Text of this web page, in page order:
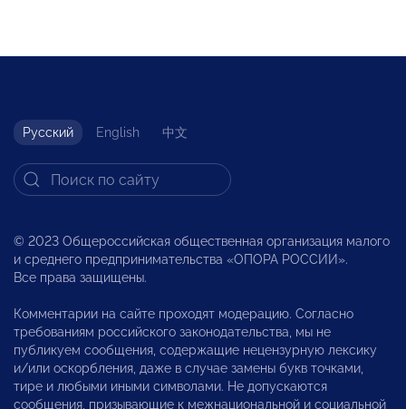
Русский English 中文
© 2023 Общероссийская общественная организация малого
и среднего предпринимательства «ОПОРА РОССИИ».
Все права защищены.
Комментарии на сайте проходят модерацию. Согласно
требованиям российского законодательства, мы не
публикуем сообщения, содержащие нецензурную лексику
и/или оскорбления, даже в случае замены букв точками,
тире и любыми иными символами. Не допускаются
сообщения, призывающие к межнациональной и социальной